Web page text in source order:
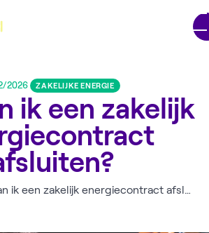
2026 ZAKELIJKE ENERGIE
ik een zakelijk
Hoe kan ik een zakelijk energiecontract afsluiten?